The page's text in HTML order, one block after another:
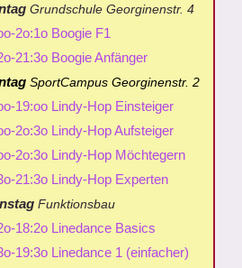
Grundschule Georginenstr. 4
2o:1o Boogie F1
21:3o Boogie Anfänger
SportCampus Georginenstr. 2
19:oo Lindy-Hop Einsteiger
2o:3o Lindy-Hop Aufsteiger
2o:3o Lindy-Hop Möchtegern
21:3o Lindy-Hop Experten
Funktionsbau
18:2o Linedance Basics
19:3o Linedance 1 (einfacher)